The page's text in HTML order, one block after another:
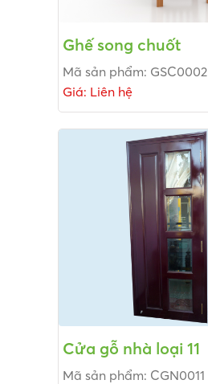
Ghế song chuốt
Mã sản phẩm: GSC0002
Giá: Liên hệ
Cửa gỗ nhà loại 11
Mã sản phẩm: CGN0011